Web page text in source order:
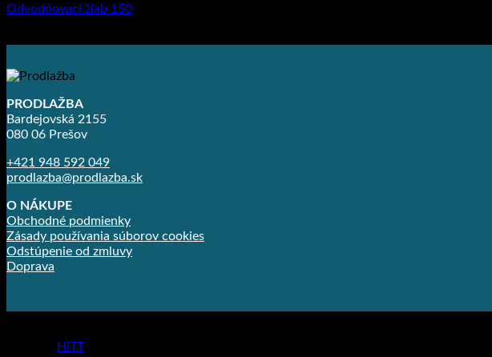
Odvodňovací žľab 150
PRODLAŽBA
Bardejovská 2155
080 06 Prešov
+421 948 592 049
prodlazba@prodlazba.sk
O NÁKUPE
Obchodné podmienky
Zásady používania súborov cookies
Odstúpenie od zmluvy
Doprava
HiTT